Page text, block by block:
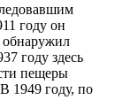
году он
обнаружил
году здесь
пещеры
В 1949 году, по